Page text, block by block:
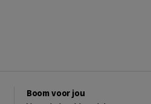
Boom voor jou